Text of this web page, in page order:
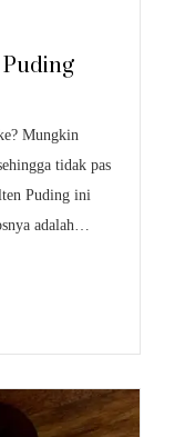
Mungkin
tidak pas
Puding ini
adalah…